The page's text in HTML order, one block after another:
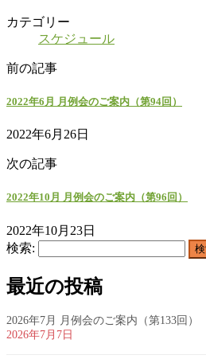
カテゴリー
スケジュール
前の記事
2022年6月 月例会のご案内（第94回）
2022年6月26日
次の記事
2022年10月 月例会のご案内（第96回）
2022年10月23日
検索:
最近の投稿
2026年7月 月例会のご案内（第133回）
2026年7月7日